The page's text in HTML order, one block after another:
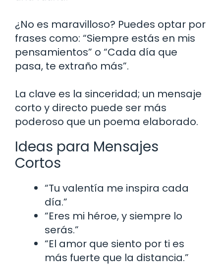
¿No es maravilloso? Puedes optar por
frases como: “Siempre estás en mis
pensamientos” o “Cada día que
pasa, te extraño más”.
La clave es la sinceridad; un mensaje
corto y directo puede ser más
poderoso que un poema elaborado.
Ideas para Mensajes
Cortos
“Tu valentía me inspira cada
día.”
“Eres mi héroe, y siempre lo
serás.”
“El amor que siento por ti es
más fuerte que la distancia.”